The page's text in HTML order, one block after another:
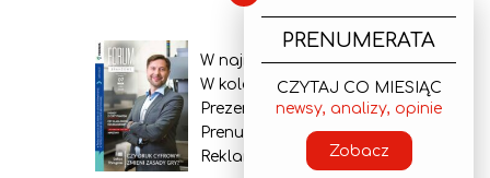
W najnowszym wydaniu
W kolejnym numerze
Prezentacja gazety
Prenumerata
Reklama
PRENUMERATA
CZYTAJ CO MIESIĄC
newsy, analizy, opinie
Zobacz